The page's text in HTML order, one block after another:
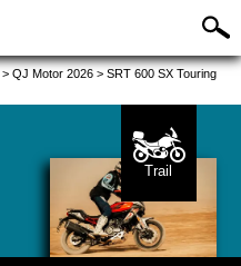
> QJ Motor 2026 > SRT 600 SX Touring
Trail